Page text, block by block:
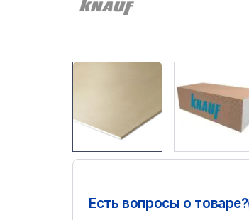
Есть вопросы о товаре?